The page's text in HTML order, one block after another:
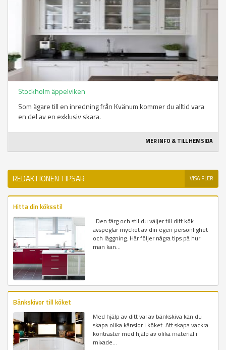
Stockholm äppelviken
Som ägare till en inredning från Kvänum kommer du alltid vara
en del av en exklusiv skara.
MER INFO & TILL HEMSIDA
REDAKTIONEN TIPSAR VISA FLER
Hitta din köksstil
Den färg och stil du väljer till ditt kök
avspeglar mycket av din egen personlighet
och läggning. Här följer några tips på hur
man kan...
Bänkskivor till köket
Med hjälp av ditt val av bänkskiva kan du
skapa olika känslor i köket. Att skapa vackra
kontraster med hjälp av olika material i
mixade...